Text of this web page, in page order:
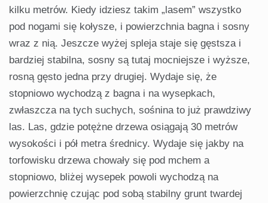
kilku metrów. Kiedy idziesz takim „lasem” wszystko
pod nogami się kołysze, i powierzchnia ba­gna i sosny
wraz z nią. Jeszcze wyżej spleja staje się gęstsza i
bardziej stabilna, sosny są tutaj mocniejsze i wyższe,
rosną gęsto jedna przy drugiej. Wydaje się, że
stopniowo wychodzą z bagna i na wysepkach,
zwłaszcza na tych suchych, sośnina to już prawdziwy
las. Las, gdzie potężne drzewa osiągają 30 metrów
wysokości i pół metra średnicy. Wydaje się jakby na
torfowisku drzewa chowały się pod mchem a
stopniowo, bli­żej wysepek powoli wychodzą na
powierzchnię czując pod sobą stabilny grunt twardej